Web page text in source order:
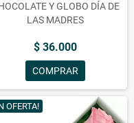
Y GLOBO DÍA DE
LAS MADRES
$ 36.000
COMPRAR
OFERTA!